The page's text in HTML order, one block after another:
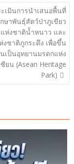
เมินการนำเสนอพื้นที่
ษาพันธุ์สัตว์ป่าภูเขียว
ห่งชาติน้ำหนาว และ
งชาติภูกระดึง เพื่อขึ้น
เป็นอุทยานมรดกแห่ง
ซียน (Asean Heritage
Park)